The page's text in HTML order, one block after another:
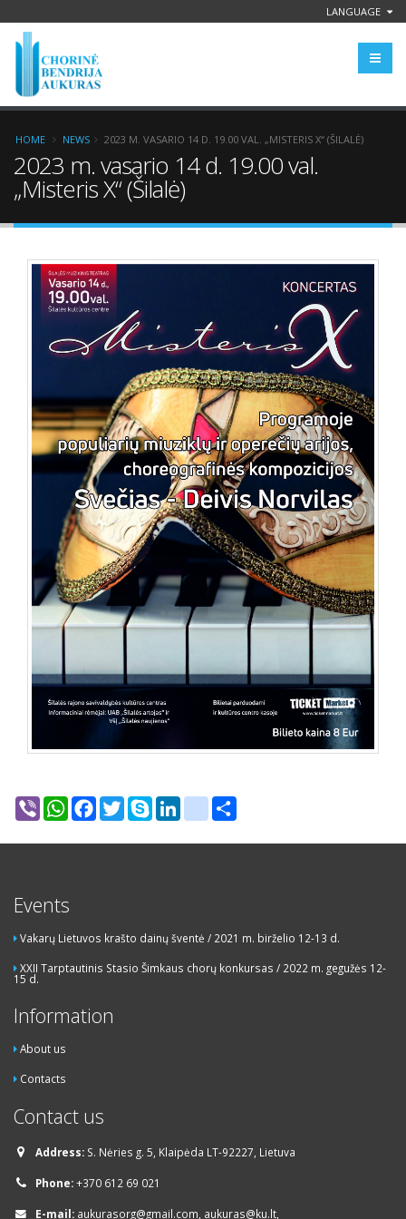
LANGUAGE
HOME NEWS 2023 M. VASARIO 14 D. 19.00 VAL. „MISTERIS X“ (ŠILALĖ)
2023 m. vasario 14 d. 19.00 val.
„Misteris X“ (Šilalė)
Viber WhatsAppFacebook
TwitterSkypeLinkedIngoogle_bookmarks
Events
Vakarų Lietuvos krašto dainų šventė / 2021 m. birželio 12-13 d.
XXII Tarptautinis Stasio Šimkaus chorų konkursas / 2022 m. gegužės 12-
15 d.
Information
About us
Contacts
Contact us
Address: S. Nėries g. 5, Klaipėda LT-92227, Lietuva
Phone:+370 612 69 021
E-mail: aukurasorg@gmail.com, aukuras@ku.lt,